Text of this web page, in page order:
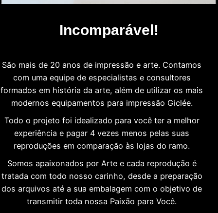
Incomparável!
São mais de 20 anos de impressão e arte. Contamos
com uma equipe de especialistas e consultores
formados em história da arte, além de utilizar os mais
modernos equipamentos para impressão Giclée.
Todo o projeto foi idealizado para você ter a melhor
experiência e pagar 4 vezes menos pelas suas
reproduções em comparação às lojas do ramo.
Somos apaixonados por Arte e cada reprodução é
tratada com todo nosso carinho, desde a preparação
dos arquivos até a sua embalagem com o objetivo de
transmitir toda nossa Paixão para Você.